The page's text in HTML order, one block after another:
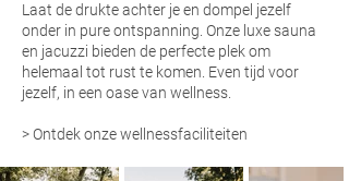
Laat de drukte achter je en dompel jezelf
onder in pure ontspanning. Onze luxe sauna
en jacuzzi bieden de perfecte plek om
helemaal tot rust te komen. Even tijd voor
jezelf, in een oase van wellness.
>Ontdek onze wellnessfaciliteiten